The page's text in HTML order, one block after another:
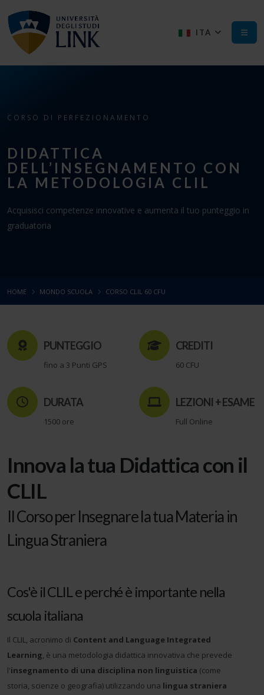
ITA
CORSO DI PERFEZIONAMENTO
DIDATTICA
DELL’INSEGNAMENTO CON
LA METODOLOGIA CLIL
Acquisisci competenze innovative e aumenta il tuo punteggio in
graduatoria
HOME MONDO SCUOLA CORSO CLIL 60 CFU
PUNTEGGIO
fino a 3 Punti GPS
CREDITI
60 CFU
DURATA
1500 ore
LEZIONI + ESAME
Full Online
Innova la tua Didattica con il
CLIL
Il Corso per Insegnare la tua Materia in
Lingua Straniera
Cos'è il CLIL e perché è importante nella
scuola italiana
Il CLIL, acronimo di Content and Language Integrated
Learning, è una metodologia didattica innovativa che prevede
l'insegnamento di una disciplina non linguistica (come
storia, scienze o geografia) utilizzando una lingua straniera